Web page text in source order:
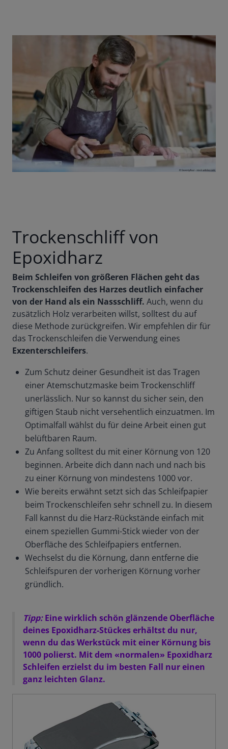
Trockenschliff von
Epoxidharz
Beim Schleifen von größeren Flächen geht das
Trockenschleifen des Harzes deutlich einfacher
von der Hand als ein Nassschliff. Auch, wenn du
zusätzlich Holz verarbeiten willst, solltest du auf
diese Methode zurückgreifen. Wir empfehlen dir für
das Trockenschleifen die Verwendung eines
Exzenterschleifers.
Zum Schutz deiner Gesundheit ist das Tragen
einer Atemschutzmaske beim Trockenschliff
unerlässlich. Nur so kannst du sicher sein, den
giftigen Staub nicht versehentlich einzuatmen. Im
Optimalfall wählst du für deine Arbeit einen gut
belüftbaren Raum.
Zu Anfang solltest du mit einer Körnung von 120
beginnen. Arbeite dich dann nach und nach bis
zu einer Körnung von mindestens 1000 vor.
Wie bereits erwähnt setzt sich das Schleifpapier
beim Trockenschleifen sehr schnell zu. In diesem
Fall kannst du die Harz-Rückstände einfach mit
einem speziellen Gummi-Stick wieder von der
Oberfläche des Schleifpapiers entfernen.
Wechselst du die Körnung, dann entferne die
Schleifspuren der vorherigen Körnung vorher
gründlich.
Tipp:Eine wirklich schön glänzende Oberfläche
deines Epoxidharz-Stückes erhältst du nur,
wenn du das Werkstück mit einer Körnung bis
1000 polierst. Mit dem «normalen» Epoxidharz
Schleifen erzielst du im besten Fall nur einen
ganz leichten Glanz.